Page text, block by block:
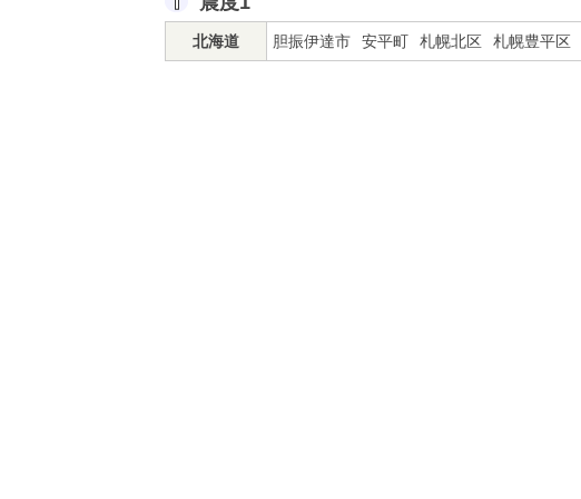
北海道 胆振伊達市 安平町 札幌北区 札幌豊平区